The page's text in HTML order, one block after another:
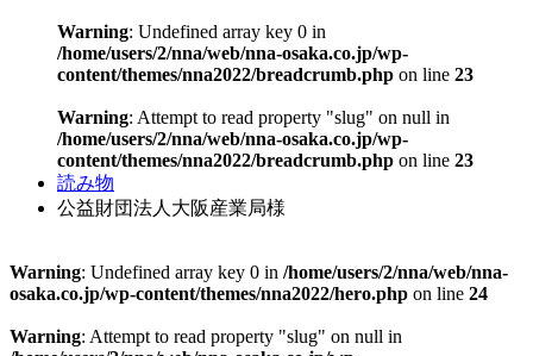
Warning: Undefined array key 0 in
/home/users/2/nna/web/nna-osaka.co.jp/wp-
content/themes/nna2022/breadcrumb.php on line 23
Warning: Attempt to read property "slug" on null in
/home/users/2/nna/web/nna-osaka.co.jp/wp-
content/themes/nna2022/breadcrumb.php on line 23
読み物
公益財団法人大阪産業局様
Warning: Undefined array key 0 in /home/users/2/nna/web/nna-
osaka.co.jp/wp-content/themes/nna2022/hero.php on line 24
Warning: Attempt to read property "slug" on null in